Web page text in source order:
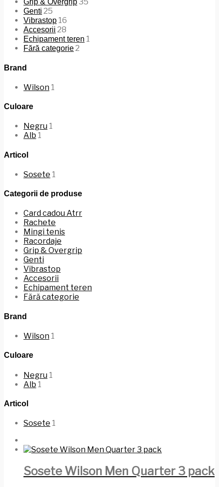
Grip & Overgrip35
Genti 25
Vibrastop 16
Accesorii 28
Echipament teren 1
Fără categorie2
Brand
Wilson 1
Culoare
Negru 1
Alb 1
Articol
Sosete 1
Categorii de produse
Card cadou Atrr
Rachete
Mingi tenis
Racordaje
Grip & Overgrip
Genti
Vibrastop
Accesorii
Echipament teren
Fără categorie
Brand
Wilson 1
Culoare
Negru 1
Alb 1
Articol
Sosete 1
Sosete Wilson Men Quarter 3 pack